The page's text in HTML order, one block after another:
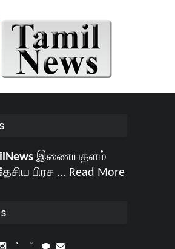
இணையதளம்
பிரச ... Read More